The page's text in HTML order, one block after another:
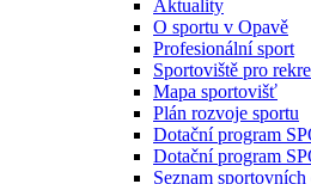
Aktuality
O sportu v Opavě
Profesionální sport
Sportoviště pro
Mapa sportovišť
Plán rozvoje sportu
Dotační program
Dotační program
Seznam